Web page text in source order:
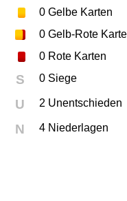
0 Gelbe Karten
0 Gelb-Rote
0 Rote Karten
S 0 Siege
U 2 Unentschieden
N 4 Niederlagen